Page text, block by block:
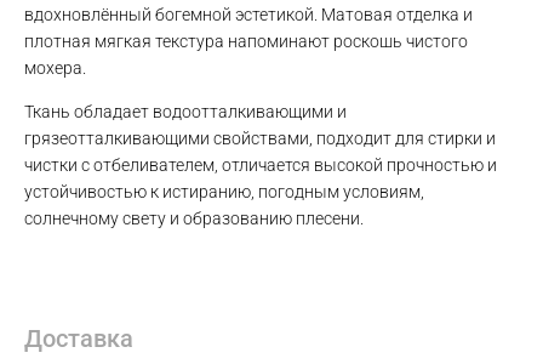
вдохновлённый богемной эстетикой. Матовая отделка и
плотная мягкая текстура напоминают роскошь чистого
мохера.
Ткань обладает водоотталкивающими и
грязеотталкивающими свойствами, подходит для стирки и
чистки с отбеливателем, отличается высокой прочностью и
устойчивостью к истиранию, погодным условиям,
солнечному свету и образованию плесени.
Доставка
Max